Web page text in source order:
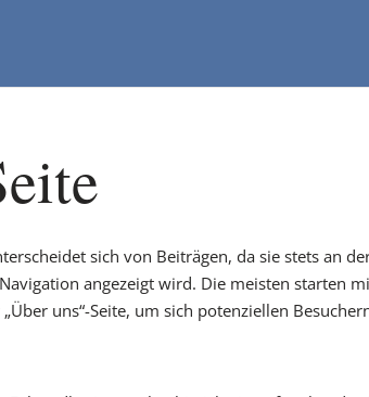
sich von Beiträgen, da sie stets an
angezeigt wird. Die meisten starten
uns“-Seite, um sich potenziellen